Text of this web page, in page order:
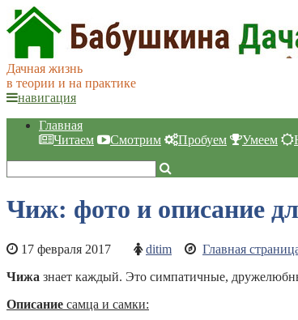
Дачная жизнь
в теории и на практике
навигация
Главная
Читаем
Смотрим Пробуем Умеем
Чиж: фото и описание
17 февраля 2017 ditim Главная
Чижа знает каждый. Это симпатичные,
Описание самца и самки: